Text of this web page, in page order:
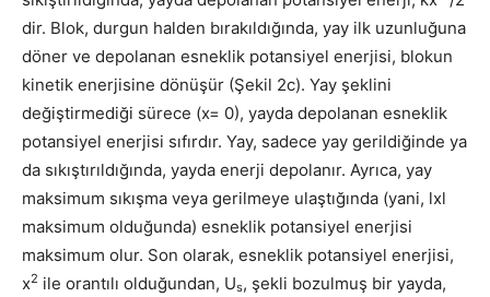
dir. Blok, durgun halden bırakıldığında, yay ilk uzunluğuna
döner ve depolanan esneklik potansiyel enerjisi, blokun
kinetik enerjisine dönüşür (Şekil 2c). Yay şeklini
değiştirmediği sürece (x= 0), yayda depolanan esneklik
potansiyel enerjisi sıfırdır. Yay, sadece yay gerildiğinde ya
da sıkıştırıldığında, yayda enerji depolanır. Ayrıca, yay
maksimum sıkışma veya gerilmeye ulaştığında (yani, lxl
maksimum olduğunda) esneklik potansiyel enerjisi
maksimum olur. Son olarak, esneklik potansiyel enerjisi,
x2 ile orantılı olduğundan, Us, şekli bozulmuş bir yayda,